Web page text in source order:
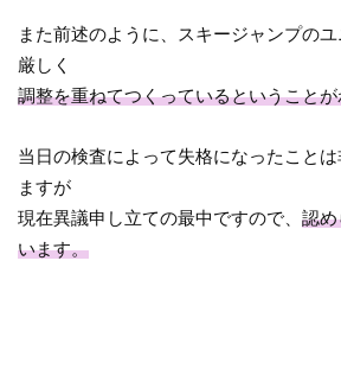
また前述のように、スキージャンプの
厳しく
調整を重ねてつくっているということ
当日の検査によって失格になったこと
ますが
現在異議申し立ての最中ですので、認
います。